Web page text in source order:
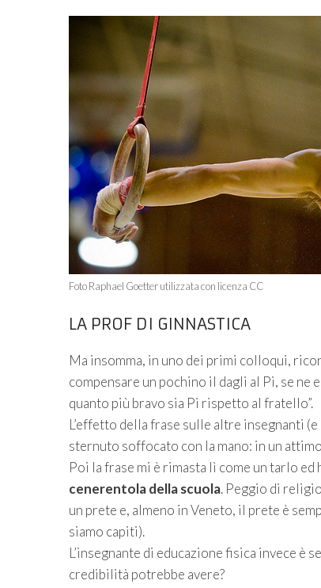
Foto Raphael Goetter utilizzata con licenza CC
LA PROF DI GINNASTICA
Ma insomma, in uno dei primi colloqui,
compensare un pochino il dagli al Pi, se ne
quanto più bravo sia Pi rispetto al fratello”.
L’effetto della frase sulle altre insegnanti
sternuto soffocato con la mano: in un
Poi la frase mi è rimasta lì come un tarlo
cenerentola della scuola. Peggio di
un prete e, almeno in Veneto, il prete è
siamo capiti).
L’insegnante di educazione fisica invece è
credibilità potrebbe avere?